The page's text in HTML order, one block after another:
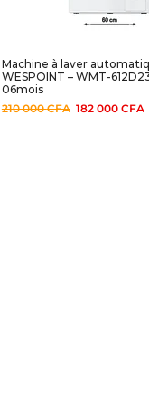
Machine à laver
WESPOINT – WMT-
06mois
210 000CFA 182 000 CFA